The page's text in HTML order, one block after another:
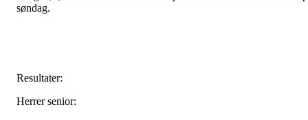
søndag.
Resultater:
Herrer senior: